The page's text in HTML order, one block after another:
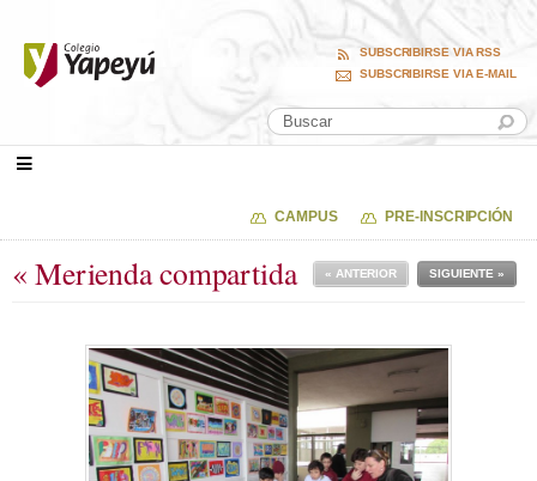
SUBSCRIBIRSE VIA RSS
SUBSCRIBIRSE VIA E-MAIL
CAMPUS PRE-INSCRIPCIÓN
« Merienda compartida SIGUIENTE »
« ANTERIOR